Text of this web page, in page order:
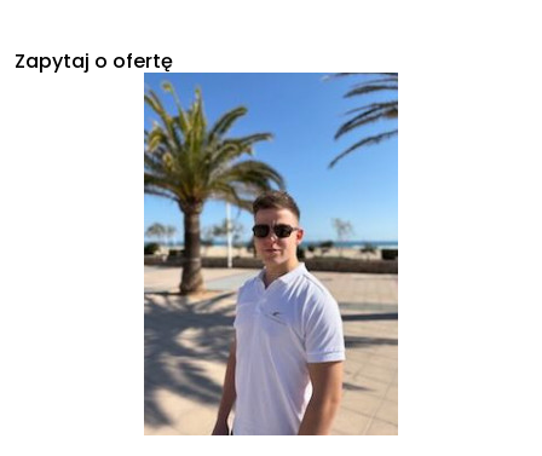
Zapytaj o ofertę